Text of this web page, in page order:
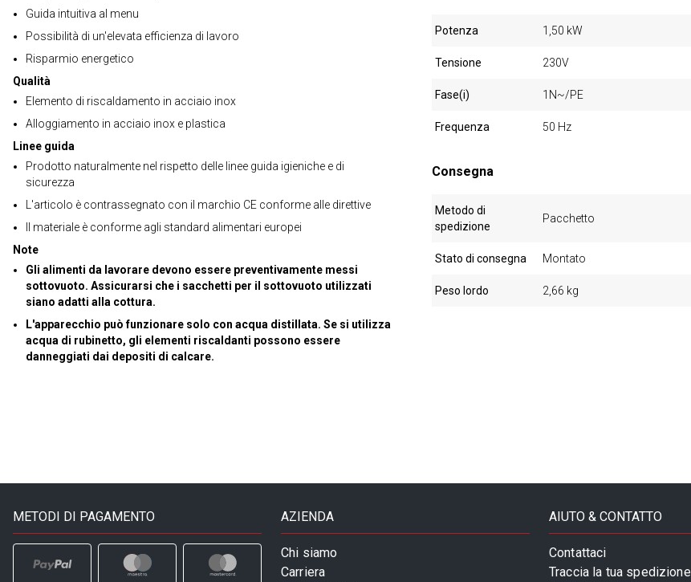
Guida intuitiva al menu
Possibilità di un'elevata efficienza di lavoro
Risparmio energetico
Qualità
Elemento di riscaldamento in acciaio inox
Alloggiamento in acciaio inox e plastica
Linee guida
Prodotto naturalmente nel rispetto delle linee guida igieniche e di
sicurezza
L'articolo è contrassegnato con il marchio CE conforme alle direttive
Il materiale è conforme agli standard alimentari europei
Note
Gli alimenti da lavorare devono essere preventivamente messi
sottovuoto. Assicurarsi che i sacchetti per il sottovuoto utilizzati
siano adatti alla cottura.
L'apparecchio può funzionare solo con acqua distillata. Se si utilizza
acqua di rubinetto, gli elementi riscaldanti possono essere
danneggiati dai depositi di calcare.
Potenza 1,50 kW
Tensione 230V
Fase(i) 1N~/PE
Frequenza 50 Hz
Consegna
Metodo di
spedizione
Pacchetto
Stato di consegna Montato
Peso lordo 2,66 kg
METODI DI PAGAMENTO AZIENDA
Chi siamo
Carriera
AIUTO & CONTATTO
Contattaci
Traccia la tua spedizione